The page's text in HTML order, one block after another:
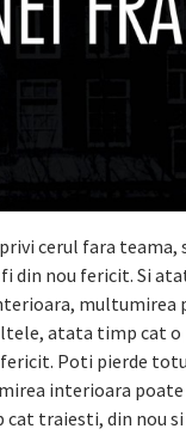
cerul fara teama,
fi din nou fericit. Si
multumirea
atata timp cat
fericit. Poti pierde
interioara poate
traiesti, din nou si